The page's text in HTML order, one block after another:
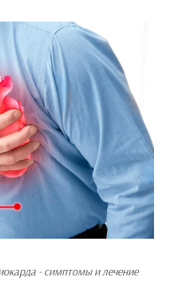
- симптомы и лечение